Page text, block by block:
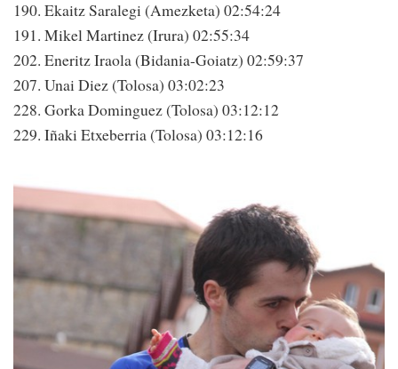
190. Ekaitz Saralegi (Amezketa) 02:54:24
191. Mikel Martinez (Irura) 02:55:34
202. Eneritz Iraola (Bidania-Goiatz) 02:59:37
207. Unai Diez (Tolosa) 03:02:23
228. Gorka Dominguez (Tolosa) 03:12:12
229. Iñaki Etxeberria (Tolosa) 03:12:16